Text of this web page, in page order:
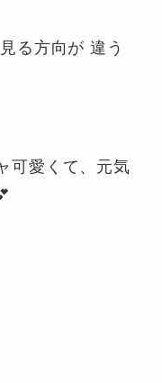
る方向が 違う
可愛くて、元気